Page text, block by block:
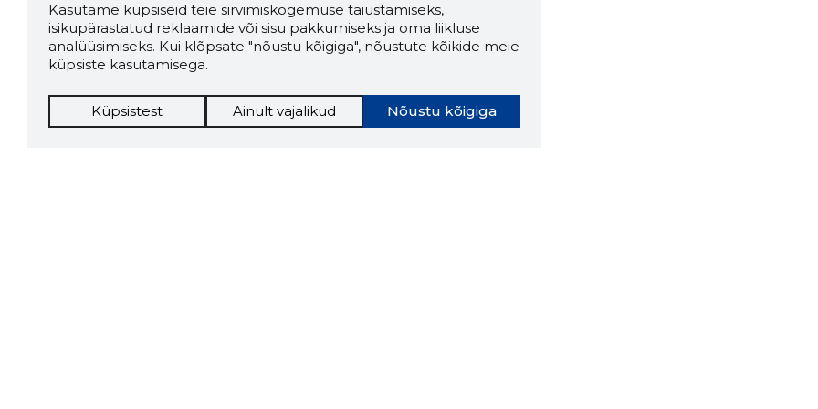
Kasutame küpsiseid teie sirvimiskogemuse täiustamiseks,
isikupärastatud reklaamide või sisu pakkumiseks ja oma liikluse
analüüsimiseks. Kui klõpsate "nõustu kõigiga", nõustute kõikide meie
küpsiste kasutamisega.
Nõustu kõigiga
Küpsistest Ainult vajalikud